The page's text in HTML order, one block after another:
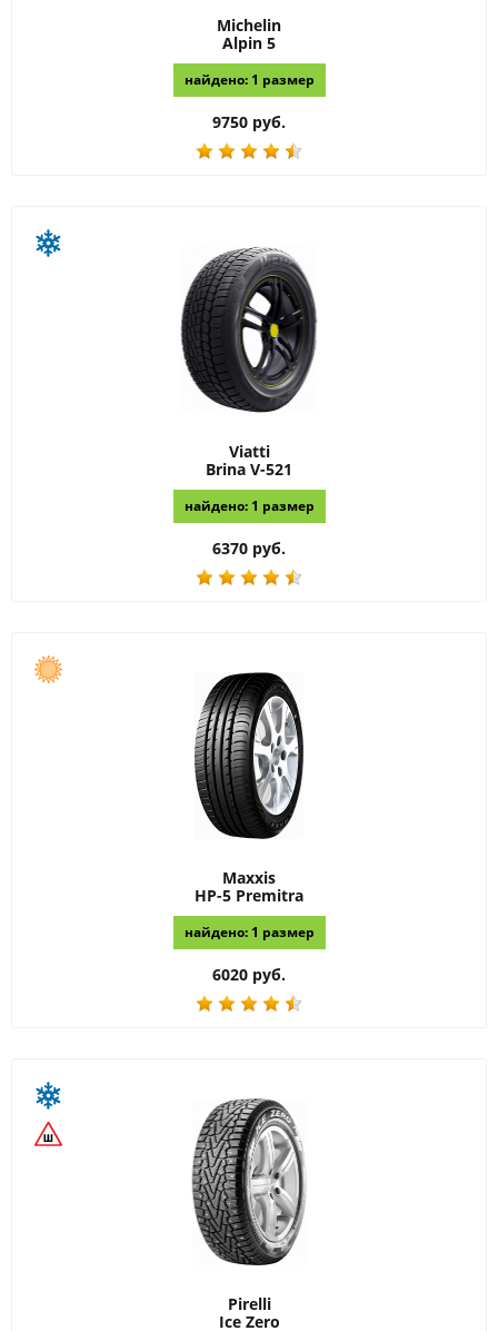
Michelin
Alpin 5
найдено: 1 размер
9750 руб.
Viatti
Brina V-521
найдено: 1 размер
6370 руб.
Maxxis
HP-5 Premitra
найдено: 1 размер
6020 руб.
Pirelli
Ice Zero